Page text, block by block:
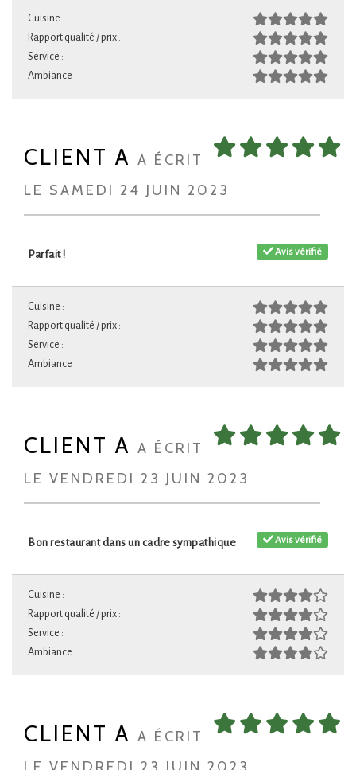
Cuisine :
Rapport qualité / prix :
Service :
Ambiance :
CLIENT A A ÉCRIT
LE SAMEDI 24 JUIN 2023
Avis vérifié
Parfait !
Cuisine :
Rapport qualité / prix :
Service :
Ambiance :
CLIENT A A ÉCRIT
LE VENDREDI 23 JUIN 2023
Avis vérifié
Bon restaurant dans un cadre sympathique
Cuisine :
Rapport qualité / prix :
Service :
Ambiance :
CLIENT A A ÉCRIT